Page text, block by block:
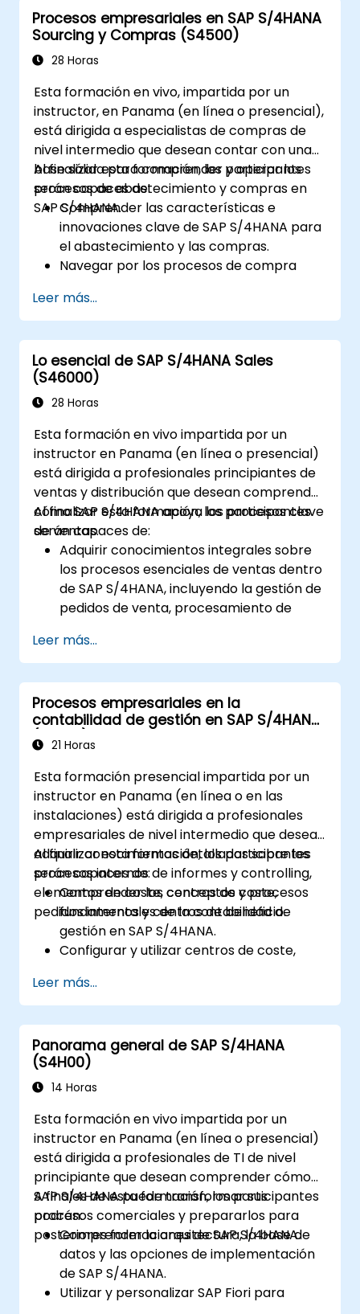
la planificación de las necesidades de
material y la planificación de
capacidades en SAP S/4HANA.
producción, incluyendo gestión de calidad
y control en el taller.
Analizar datos de producción y generar
informes para la toma de decisiones
utilizando las herramientas de SAP
S/4HANA.
Procesos empresariales en SAP S/4HANA
Sourcing y Compras (S4500)
28 Horas
Esta formación en vivo, impartida por un
instructor, en Panama (en línea o presencial),
está dirigida a especialistas de compras de
nivel intermedio que desean contar con una
base sólida para comprender y operar los
procesos de abastecimiento y compras en
SAP S/4HANA.
Al finalizar esta formación, los participantes
serán capaces de:
Comprender las características e
innovaciones clave de SAP S/4HANA para
el abastecimiento y las compras.
Navegar por los procesos de compra
compras basadas en existencias y
consumo.
Gestionar los datos maestros
relacionados con las compras, incluyendo
los registros maestros de materiales y
proveedores.
solicitudes de compra, órdenes de
compra y recibos de mercancías.
Analizar los datos de compras utilizando
aplicaciones SAP Fiori e indicadores clave
de rendimiento (KPI) relacionados con las
compras.
Leer más...
Lo esencial de SAP S/4HANA Sales
(S46000)
28 Horas
Esta formación en vivo impartida por un
instructor en Panama (en línea o presencial)
está dirigida a profesionales principiantes de
ventas y distribución que desean comprender
cómo SAP S/4HANA apoya los procesos clave
de ventas.
Al finalizar esta formación, los participantes
serán capaces de:
Adquirir conocimientos integrales sobre
los procesos esenciales de ventas dentro
de SAP S/4HANA, incluyendo la gestión de
pedidos de venta, procesamiento de
Aprender a crear y gestionar
documentos comerciales como pedidos
de venta, presupuestos y devoluciones, y
entender cómo configurar varios tipos de
documentos y categorías de elementos.
Gestionar la facturación y las facturas.
SAP S/4HANA para monitorear y mejorar
el rendimiento de ventas, mediante
informes estándar e KPIs.
Leer más...
Procesos empresariales en la
contabilidad de gestión en SAP S/4HANA
(S4F20)
21 Horas
Esta formación presencial impartida por un
instructor en Panama (en línea o en las
instalaciones) está dirigida a profesionales
empresariales de nivel intermedio que desean
adquirir conocimientos detallados sobre los
procesos internos de informes y controlling,
elementos de coste, centros de coste,
pedidos internos y centros de beneficio.
Al finalizar esta formación, los participantes
serán capaces de:
Comprender los conceptos y procesos
fundamentales de la contabilidad de
gestión en SAP S/4HANA.
Configurar y utilizar centros de coste,
análisis de rentabilidad.
Adquirir competencia en el uso de
aplicaciones SAP Fiori para informes de
contabilidad financiera y de gestión.
Leer más...
Panorama general de SAP S/4HANA
(S4H00)
14 Horas
Esta formación en vivo impartida por un
instructor en Panama (en línea o presencial)
está dirigida a profesionales de TI de nivel
principiante que desean comprender cómo
SAP S/4HANA puede transformar sus
procesos comerciales y prepararlos para
posteriores formaciones de SAP S/4HANA.
A finales de esta formación, los participantes
podrán:
Comprender la arquitectura, la base de
datos y las opciones de implementación
de SAP S/4HANA.
Utilizar y personalizar SAP Fiori para